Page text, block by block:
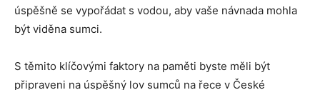
úspěšně se vypořádat s vodou, aby vaše návnada mohla
být viděna sumci.
S těmito klíčovými faktory na paměti byste měli být
připraveni na úspěšný lov sumců na řece v České